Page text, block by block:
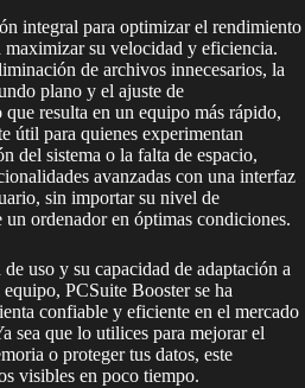
integral para optimizar el rendimiento
maximizar su velocidad y eficiencia.
de archivos innecesarios, la
plano y el ajuste de
resulta en un equipo más rápido,
útil para quienes experimentan
del sistema o la falta de espacio,
avanzadas con una interfaz
sin importar su nivel de
ordenador en óptimas condiciones.
uso y su capacidad de adaptación a
PCSuite Booster se ha
confiable y eficiente en el mercado
sea que lo utilices para mejorar el
o proteger tus datos, este
visibles en poco tiempo.